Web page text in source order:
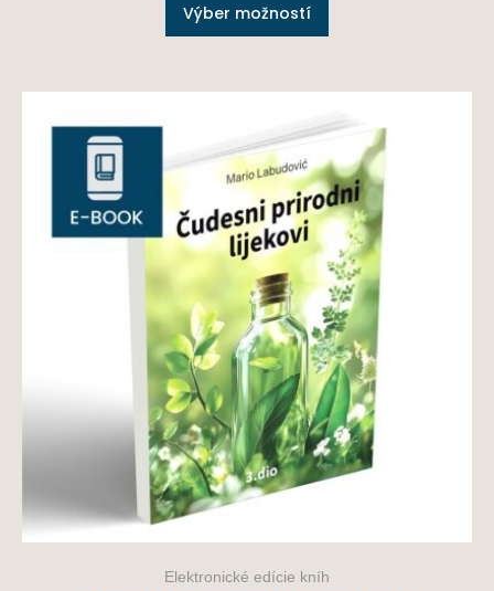
Výber možností
Elektronické edície kníh